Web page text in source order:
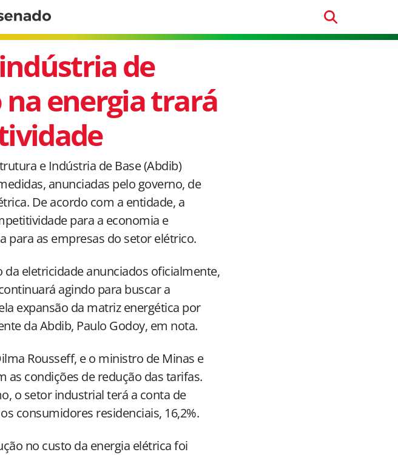
de
na energia trará
e Indústria de Base (Abdib)
anunciadas pelo governo, de
De acordo com a entidade, a
para a economia e
para as empresas do setor elétrico.
da eletricidade anunciados oficialmente,
agindo para buscar a
expansão da matriz energética por
da Abdib, Paulo Godoy, em nota.
Rousseff, e o ministro de Minas e
as condições de redução das tarifas.
o setor industrial terá a conta de
consumidores residenciais, 16,2%.
no custo da energia elétrica foi